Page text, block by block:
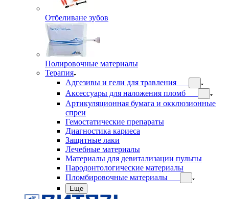
Отбеливане зубов
Полировочные материалы
Терапия
Адгезивы и гели для травления
Аксессуары для наложения пломб
Артикуляционная бумага и окклюзионные
спреи
Гемостатические препараты
Диагностика кариеса
Защитные лаки
Лечебные материалы
Материалы для девитализации пульпы
Пародонтологические материалы
Пломбировочные материалы
Еще